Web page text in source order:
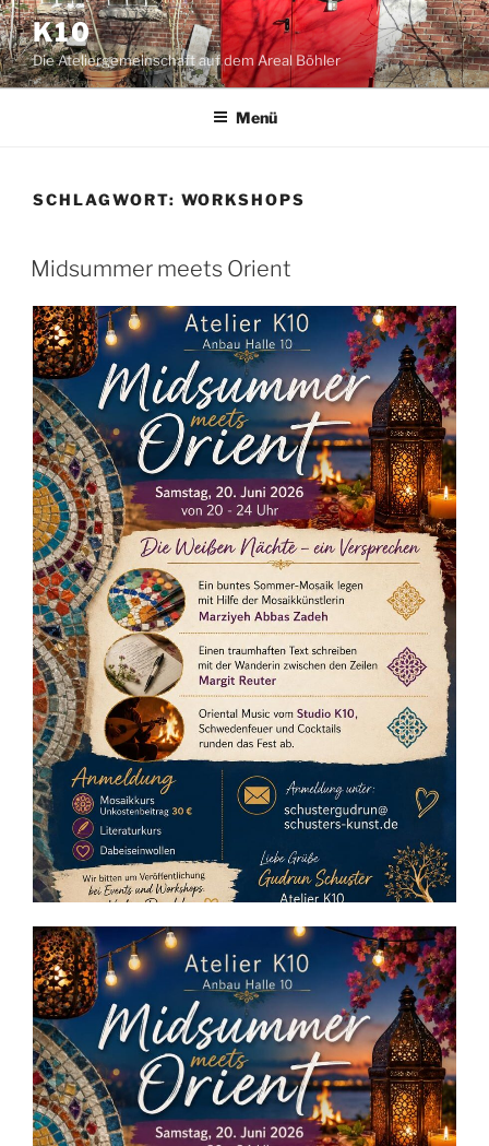
Zum
Inhalt
springen
K10
Die Ateliergemeinschaft auf dem Areal Böhler
Menü
SCHLAGWORT: WORKSHOPS
Midsummer meets Orient